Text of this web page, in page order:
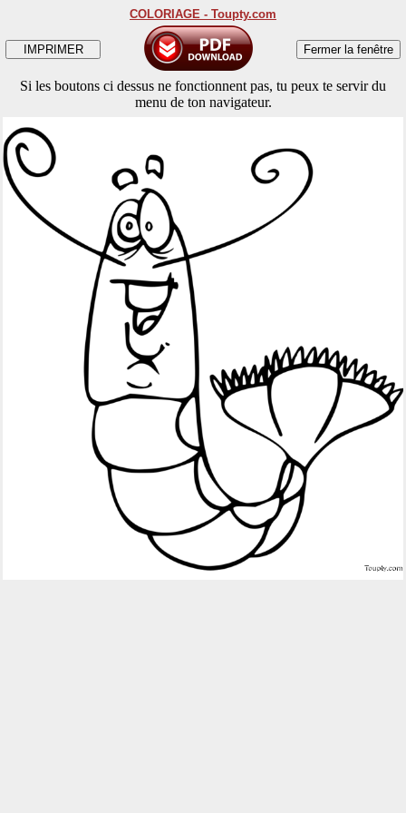
COLORIAGE - Toupty.com
Si les boutons ci dessus ne fonctionnent pas, tu peux te servir du
menu de ton navigateur.